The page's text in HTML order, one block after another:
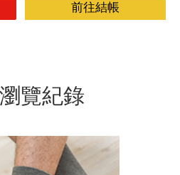
前往結帳
覽紀錄